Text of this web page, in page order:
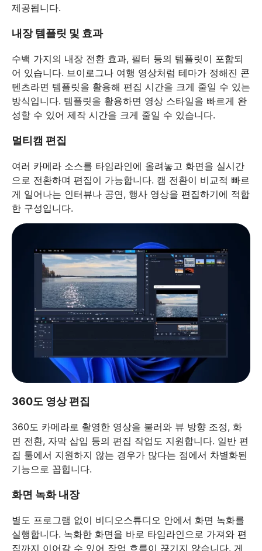
제공됩니다.
내장 템플릿 및 효과
수백 가지의 내장 전환 효과, 필터 등의 템플릿이 포함되
어 있습니다. 브이로그나 여행 영상처럼 테마가 정해진 콘
텐츠라면 템플릿을 활용해 편집 시간을 크게 줄일 수 있는
방식입니다. 템플릿을 활용하면 영상 스타일을 빠르게 완
성할 수 있어 제작 시간을 크게 줄일 수 있습니다.
멀티캠 편집
여러 카메라 소스를 타임라인에 올려놓고 화면을 실시간
으로 전환하며 편집이 가능합니다. 캠 전환이 비교적 빠르
게 일어나는 인터뷰나 공연, 행사 영상을 편집하기에 적합
한 구성입니다.
360도 영상 편집
360도 카메라로 촬영한 영상을 불러와 뷰 방향 조정, 화
면 전환, 자막 삽입 등의 편집 작업도 지원합니다. 일반 편
집 툴에서 지원하지 않는 경우가 많다는 점에서 차별화된
기능으로 꼽힙니다.
화면 녹화 내장
별도 프로그램 없이 비디오스튜디오 안에서 화면 녹화를
실행합니다. 녹화한 화면을 바로 타임라인으로 가져와 편
집까지 이어갈 수 있어 작업 흐름이 끊기지 않습니다. 게